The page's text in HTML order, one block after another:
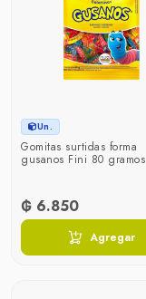
Un.
Gomitas surtidas forma
gusanos Fini 80 gramos
₲ 6.850
Agregar